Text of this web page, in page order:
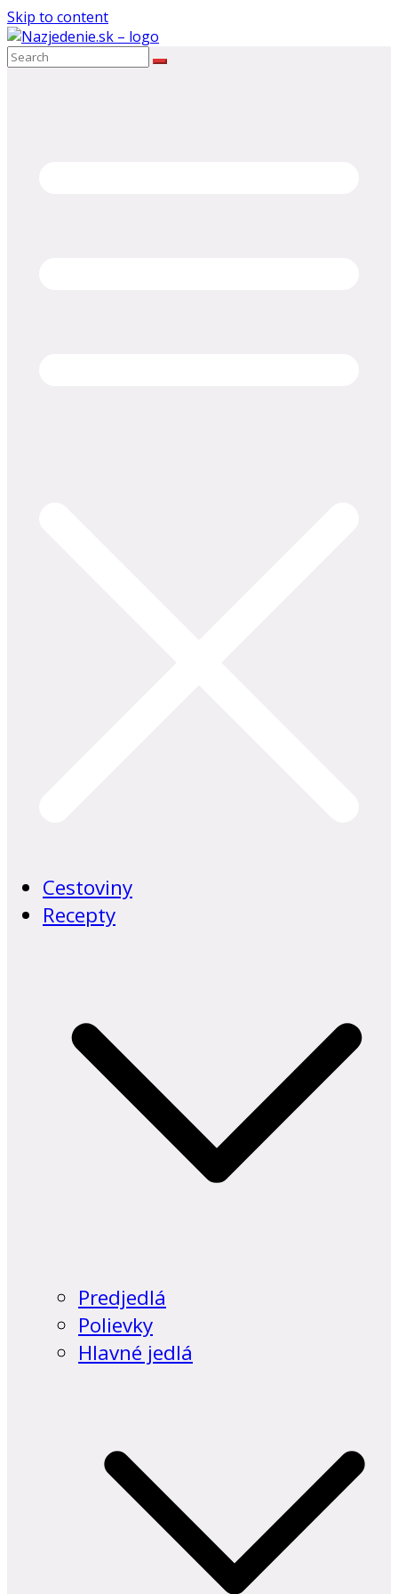
Skip to content
Cestoviny
Recepty
Predjedlá
Polievky
Hlavné jedlá